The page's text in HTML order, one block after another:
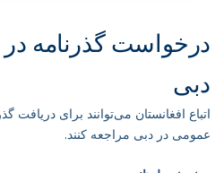
درخواست گذرنامه در
دبی
اتباع افغانستان می‌توانند برای دریافت
عمومی در دبی مراجعه کنند.